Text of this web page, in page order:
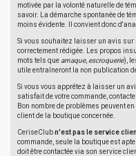
motivée par la volonté naturelle de
savoir. La démarche spontanée de
moins évidente. Il convient donc
Si vous souhaitez laisser un avis sur
correctement rédigée. Les propos
mots tels que arnaque, escroquerie),
utile entraîneront la non publication
Si vous vous apprêtez à laisser un
satisfait de votre commande,
Bon nombre de problèmes peuvent
client de la boutique concernée.
CeriseClubn'est pas le service
commande, seule la boutique est
doit être contactée via son service